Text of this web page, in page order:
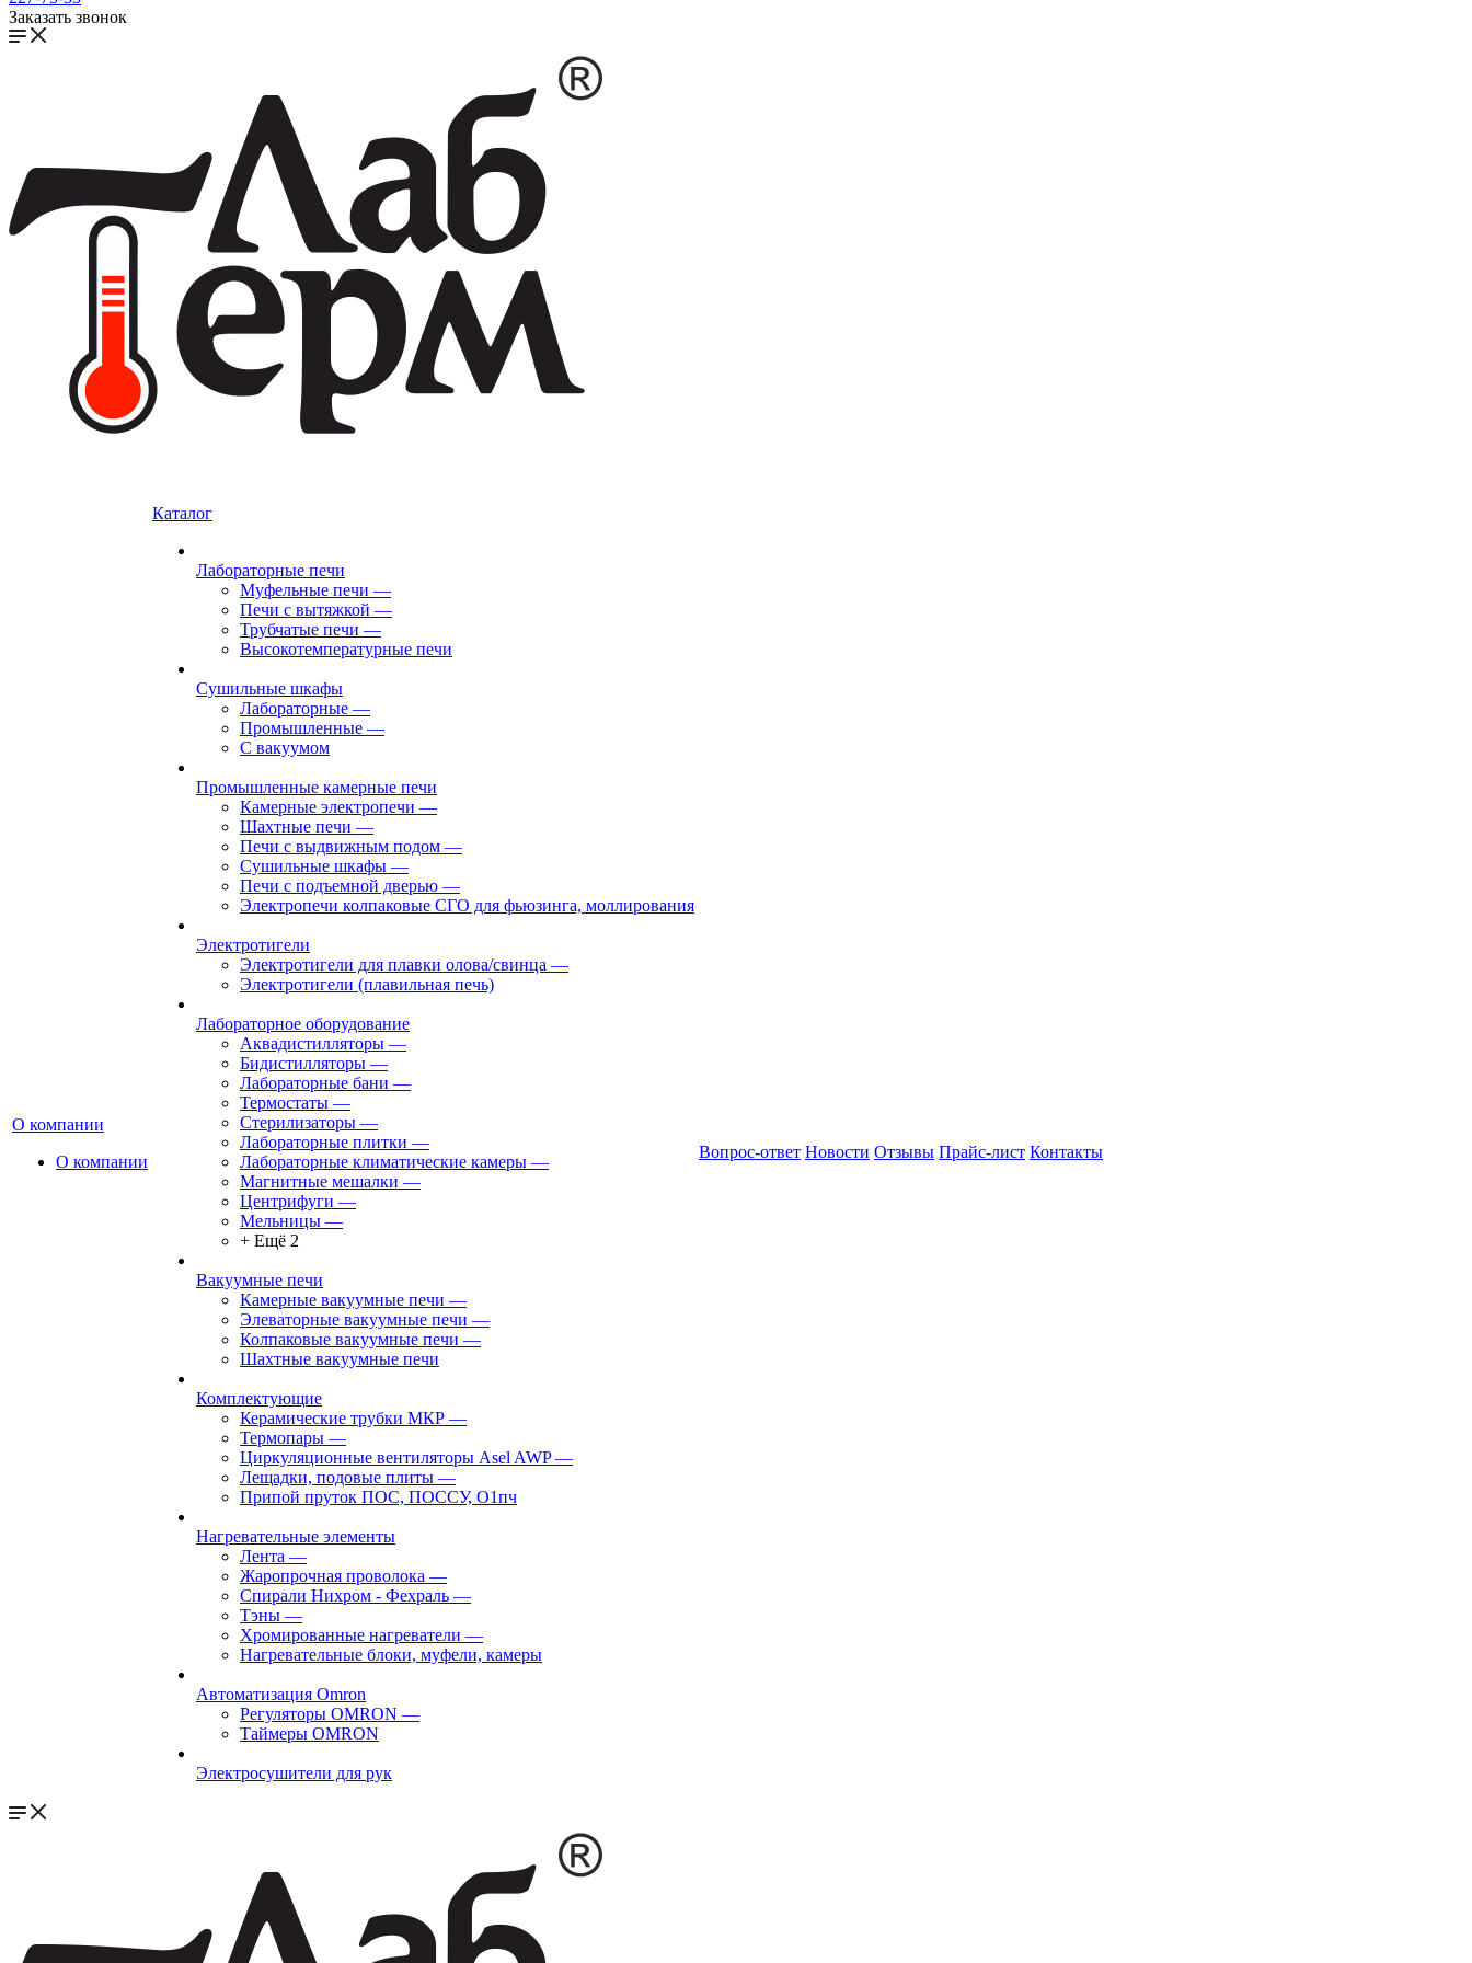
Заказать звонок
О компании
О компании
Каталог
Лабораторные печи
Муфельные печи —
Печи с вытяжкой —
Трубчатые печи —
Высокотемпературные печи
Сушильные шкафы
Лабораторные —
Промышленные —
С вакуумом
Промышленные камерные печи
Камерные электропечи —
Шахтные печи —
Печи с выдвижным подом —
Сушильные шкафы —
Печи с подъемной дверью —
Электропечи колпаковые СГО для фьюзинга, моллирования
Электротигели
Электротигели для плавки олова/свинца —
Электротигели (плавильная печь)
Лабораторное оборудование
Аквадистилляторы —
Бидистилляторы —
Лабораторные бани —
Термостаты —
Стерилизаторы —
Лабораторные плитки —
Лабораторные климатические камеры —
Магнитные мешалки —
Центрифуги —
Мельницы —
+ Ещё 2
Вакуумные печи
Камерные вакуумные печи —
Элеваторные вакуумные печи —
Колпаковые вакуумные печи —
Шахтные вакуумные печи
Комплектующие
Керамические трубки МКР —
Термопары —
Циркуляционные вентиляторы Asel AWP—
Лещадки, подовые плиты —
Припой пруток ПОС, ПОССУ, О1пч
Нагревательные элементы
Лента —
Жаропрочная проволока —
Спирали Нихром - Фехраль —
Тэны —
Хромированные нагреватели —
Нагревательные блоки, муфели, камеры
Автоматизация Omron
Регуляторы OMRON —
Таймеры OMRON
Электросушители для рук
Вопрос-ответ Новости Отзывы Прайс-лист Контакты